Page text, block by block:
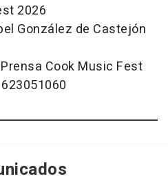
2026
González de Castejón
Cook Music Fest